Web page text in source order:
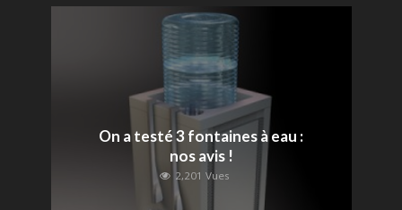
On a testé 3 fontaines à eau :
nos avis !
2,201 Vues